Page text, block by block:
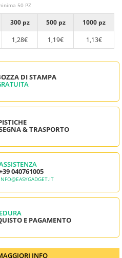
50 PZ
300 pz 500 pz
1000 pz
1,28€ 1,19€ 1,13€
DI STAMPA
& TRASPORTO
040761005
INFO@EASYGADGET.IT
E PAGAMENTO
INFO